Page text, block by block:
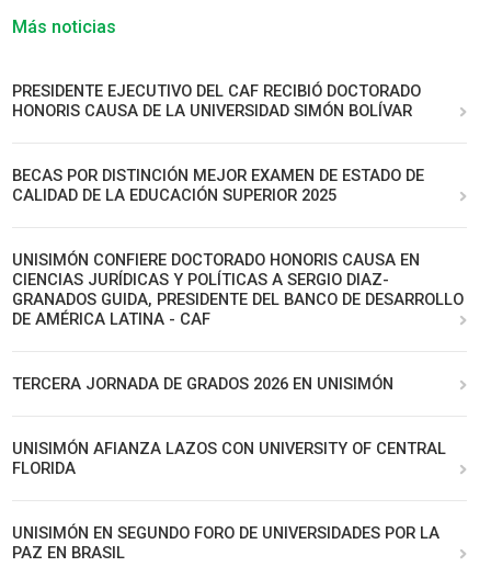
Más noticias
PRESIDENTE EJECUTIVO DEL CAF RECIBIÓ DOCTORADO
HONORIS CAUSA DE LA UNIVERSIDAD SIMÓN BOLÍVAR
BECAS POR DISTINCIÓN MEJOR EXAMEN DE ESTADO DE
CALIDAD DE LA EDUCACIÓN SUPERIOR 2025
UNISIMÓN CONFIERE DOCTORADO HONORIS CAUSA EN
CIENCIAS JURÍDICAS Y POLÍTICAS A SERGIO DIAZ-
GRANADOS GUIDA, PRESIDENTE DEL BANCO DE DESARROLLO
DE AMÉRICA LATINA - CAF
TERCERA JORNADA DE GRADOS 2026 EN UNISIMÓN
UNISIMÓN AFIANZA LAZOS CON UNIVERSITY OF CENTRAL
FLORIDA
UNISIMÓN EN SEGUNDO FORO DE UNIVERSIDADES POR LA
PAZ EN BRASIL